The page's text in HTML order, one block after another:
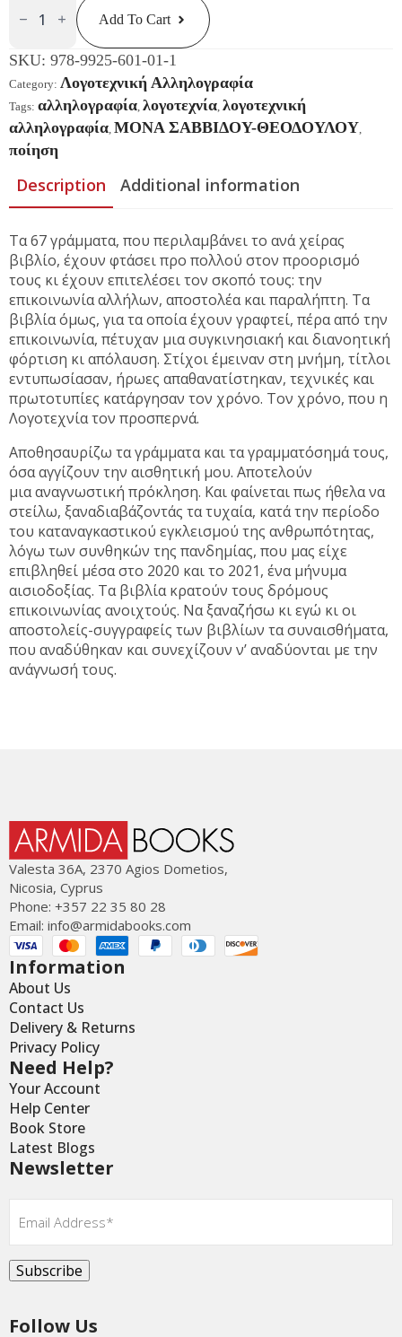
Γραμματοσήμων
Quantity Add To Cart
SKU: 978-9925-601-01-1
Category: Λογοτεχνική Αλληλογραφία
Tags: αλληλογραφία, λογοτεχνία, λογοτεχνική
αλληλογραφία, ΜΟΝΑ ΣΑΒΒΙΔΟΥ-ΘΕΟΔΟΥΛΟΥ,
ποίηση
Description Additional information
Τα 67 γράμματα, που περιλαμβάνει το ανά χείρας
βιβλίο, έχουν φτάσει προ πολλού στον προορισμό
τους κι έχουν επιτελέσει τον σκοπό τους: την
επικοινωνία αλλήλων, αποστολέα και παραλήπτη. Τα
βιβλία όμως, για τα οποία έχουν γραφτεί, πέρα από την
επικοινωνία, πέτυχαν μια συγκινησιακή και διανοητική
φόρτιση κι απόλαυση. Στίχοι έμειναν στη μνήμη, τίτλοι
εντυπωσίασαν, ήρωες απαθανατίστηκαν, τεχνικές και
πρωτοτυπίες κατάργησαν τον χρόνο. Τον χρόνο, που η
Λογοτεχνία τον προσπερνά.
Αποθησαυρίζω τα γράμματα και τα γραμματόσημά τους,
όσα αγγίζουν την αισθητική μου. Αποτελούν
μια αναγνωστική πρόκληση. Και φαίνεται πως ήθελα να
στείλω, ξαναδιαβάζοντάς τα τυχαία, κατά την περίοδο
του καταναγκαστικού εγκλεισμού της ανθρωπότητας,
λόγω των συνθηκών της πανδημίας, που μας είχε
επιβληθεί μέσα στο 2020 και το 2021, ένα μήνυμα
αισιοδοξίας. Τα βιβλία κρατούν τους δρόμους
επικοινωνίας ανοιχτούς. Να ξαναζήσω κι εγώ κι οι
αποστολείς-συγγραφείς των βιβλίων τα συναισθήματα,
που αναδύθηκαν και συνεχίζουν ν’ αναδύονται με την
ανάγνωσή τους.
Valesta 36Α, 2370 Agios Dometios,
Nicosia, Cyprus
Phone: +357 22 35 80 28
Email: info@armidabooks.com
Information
About Us
Contact Us
Delivery & Returns
Privacy Policy
Need Help?
Your Account
Help Center
Book Store
Latest Blogs
Newsletter
Email*
Subscribe
Follow Us